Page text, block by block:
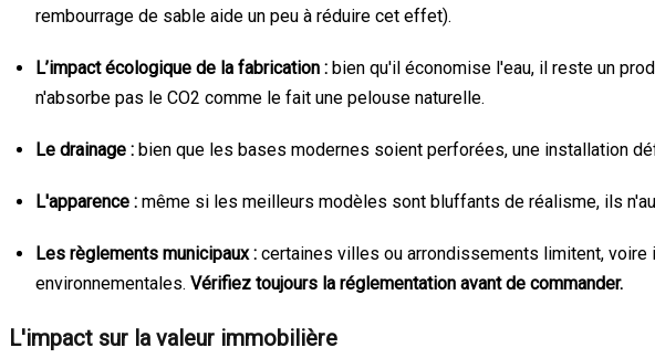
rembourrage de sable aide un peu à réduire cet effet).
L’impact écologique de la fabrication : bien qu'il économise l'eau, il reste un
n'absorbe pas le CO2 comme le fait une pelouse naturelle.
Le drainage : bien que les bases modernes soient perforées, une installation
L'apparence : même si les meilleurs modèles sont bluffants de réalisme, ils
Les règlements municipaux : certaines villes ou arrondissements limitent,
environnementales. Vérifiez toujours la réglementation avant de commander.
L'impact sur la valeur immobilière